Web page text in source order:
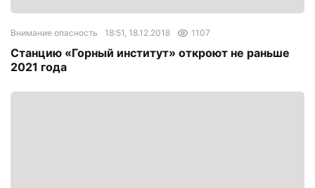
Внимание опасность 18:51, 18.12.2018 1107
Станцию «Горный институт» откроют не раньше
2021 года